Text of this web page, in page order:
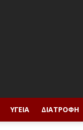
ΥΓΕΊΑ ΔΙΑΤΡΟΦΉ